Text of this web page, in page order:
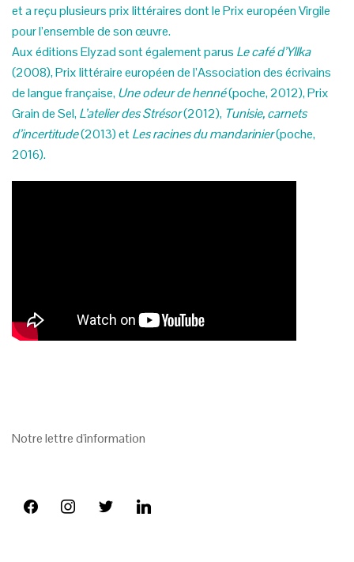
et a reçu plusieurs prix littéraires dont le Prix européen Virgile
pour l’ensemble de son œuvre.
Aux éditions Elyzad sont également parus Le café d’Yllka
(2008), Prix littéraire européen de l’Association des écrivains
de langue française, Une odeur de henné(poche, 2012), Prix
Grain de Sel, L’atelier des Strésor(2012), Tunisie, carnets
d’incertitude(2013) etLes racines du mandarinier(poche,
2016).
Notre lettre d'information